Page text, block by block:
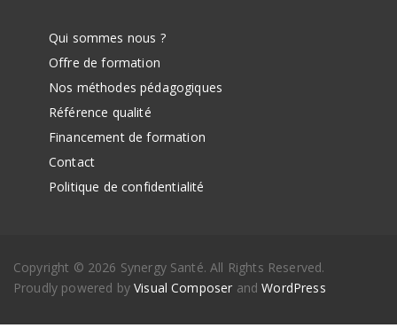
Qui sommes nous ?
Offre de formation
Nos méthodes pédagogiques
Référence qualité
Financement de formation
Contact
Politique de confidentialité
Copyright © 2026 Synergy Santé. All Rights Reserved.
Proudly powered byVisual Composer andWordPress